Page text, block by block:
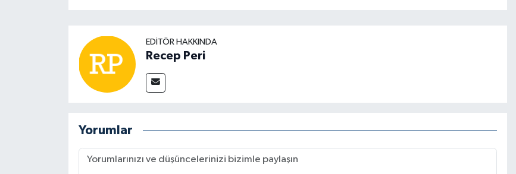
EDITÖR HAKKINDA
Recep Peri
Yorumlar